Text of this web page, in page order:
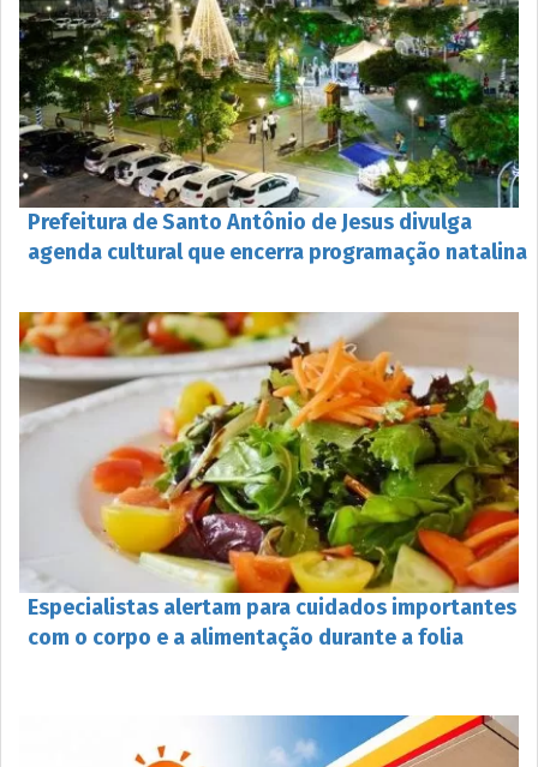
Prefeitura de Santo Antônio de Jesus divulga
agenda cultural que encerra programação natalina
Especialistas alertam para cuidados importantes
com o corpo e a alimentação durante a folia